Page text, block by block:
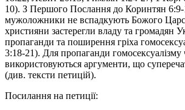
10). З Першого Послання до Коринтян
мужоложники не вспадкують Божого
християни застерегли владу та громадян
пропаганди та поширення гріха
3:18-21). Для пропаганди гомосексуалізму
використовуються аргументи, що
(див. тексти петицій).
Посилання на петиції: